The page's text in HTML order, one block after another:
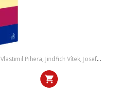
Vlastimil Pihera, Jindřich Vítek, Josef Kříž